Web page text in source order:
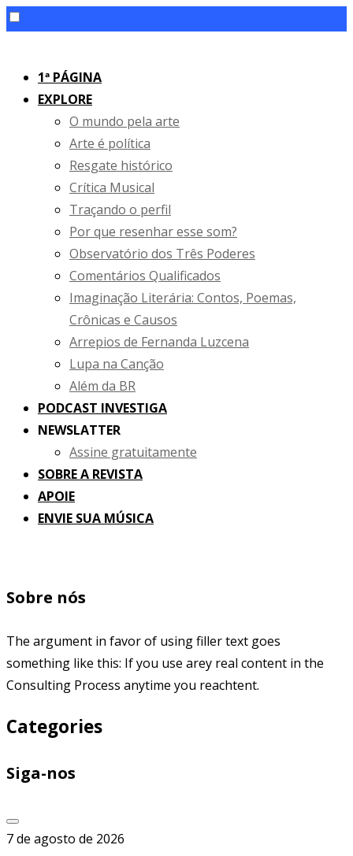
content1ª PÁGINA
EXPLORE
O mundo pela arte
Arte é política
Resgate histórico
Crítica Musical
Traçando o perfil
Por que resenhar esse som?
Observatório dos Três Poderes
Comentários Qualificados
Imaginação Literária: Contos, Poemas,
Crônicas e Causos
Arrepios de Fernanda Luzcena
Lupa na Canção
Além da BR
PODCAST INVESTIGA
NEWSLATTER
Assine gratuitamente
SOBRE A REVISTA
APOIE
ENVIE SUA MÚSICA
Sobre nós
The argument in favor of using filler text goes
something like this: If you use arey real content in the
Consulting Process anytime you reachtent.
Categories
Siga-nos
7 de agosto de 2026